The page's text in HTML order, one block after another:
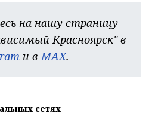
на нашу страницу
Красноярск" в
и в MAX.
сетях